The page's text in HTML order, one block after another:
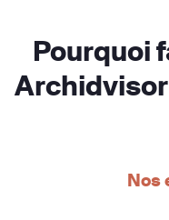
Pourquoi
Nos